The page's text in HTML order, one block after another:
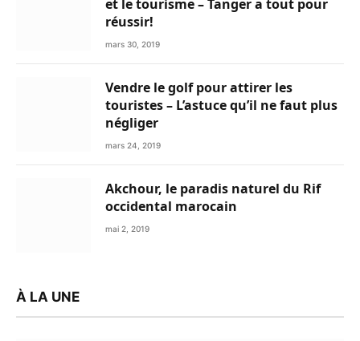
et le tourisme – Tanger a tout pour
réussir!
mars 30, 2019
Vendre le golf pour attirer les
touristes – L’astuce qu’il ne faut plus
négliger
mars 24, 2019
Akchour, le paradis naturel du Rif
occidental marocain
mai 2, 2019
À LA UNE